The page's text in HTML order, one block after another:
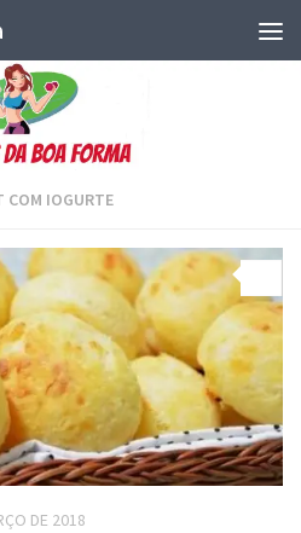
COM IOGURTE
DE 2018